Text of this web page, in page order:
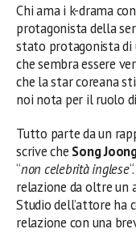
Chi ama i k-drama
protagonista della
stato protagonista di
che sembra essere
che la star coreana
noi nota per il ruolo di
Tutto parte da un
scrive che Song
“non celebrità inglese
relazione da oltre un
Studio dell’attore ha
relazione con una